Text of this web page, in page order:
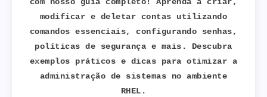
SABER
SOBRE
CRIAÇÃO
modificar e deletar contas utilizando
comandos essenciais, configurando senhas,
políticas de segurança e mais. Descubra
exemplos práticos e dicas para otimizar a
administração de sistemas no ambiente
RHEL.